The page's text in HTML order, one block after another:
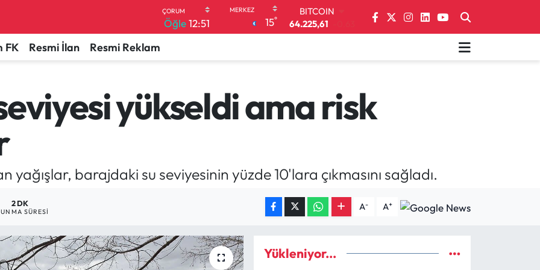
Öğle12:51 15°
DOLAR
47,6704
EURO
6510.40 0.45
BİST100
FK Resmi İlan Resmi Reklam
yükseldi ama risk
yağışlar, barajdaki su seviyesinin yüzde 10'lara çıkmasını sağladı.
2 DK
SÜRESI A- A+
Yükleniyor...